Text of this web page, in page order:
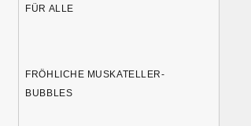
FÜR ALLE
FRÖHLICHE MUSKATELLER-
BUBBLES